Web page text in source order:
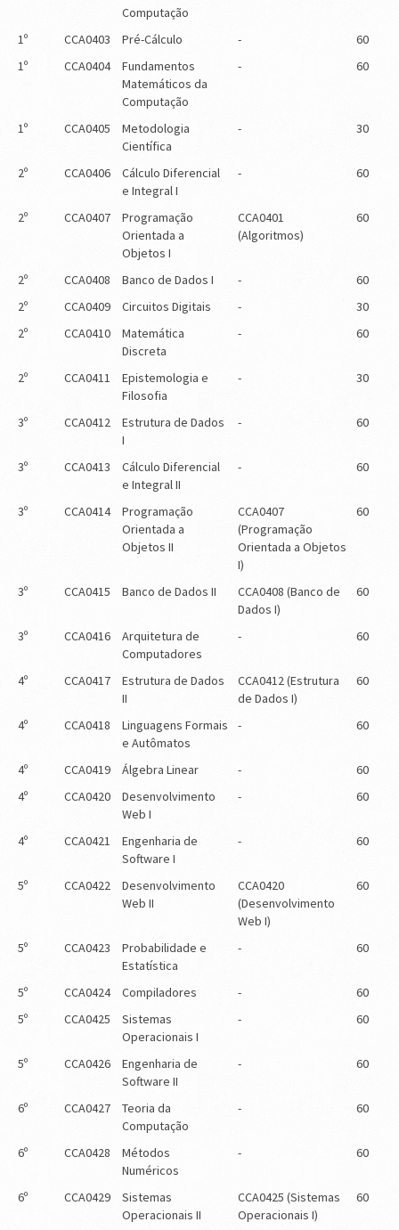
Computação
1º CCA0403 Pré-Cálculo -
60
1º
CCA0404
Fundamentos
Matemáticos da
Computação
- 60
1º CCA0405
Metodologia
Científica
- 30
2º CCA0406
Cálculo Diferencial
e Integral I
- 60
2º CCA0407
Programação
Orientada a
Objetos I
CCA0401
(Algoritmos)
60
2º CCA0408 Banco de Dados I -
60
2º
CCA0409 Circuitos Digitais -
30
2º
CCA0410
Matemática
Discreta
- 60
2º CCA0411
Epistemologia e
Filosofia
- 30
3º CCA0412
Estrutura de Dados
I
- 60
3º CCA0413
Cálculo Diferencial
e Integral II
- 60
3º CCA0414
Programação
Orientada a
Objetos II
CCA0407
(Programação
Orientada a Objetos
I)
60
3º CCA0415 Banco de Dados II
CCA0408 (Banco de
Dados I)
60
3º CCA0416
Arquitetura de
Computadores
- 60
4º CCA0417
Estrutura de Dados
II
CCA0412 (Estrutura
de Dados I)
60
4º CCA0418
Linguagens Formais
e Autômatos
- 60
4º CCA0419 Álgebra Linear -
60
4º
CCA0420
Desenvolvimento
Web I
- 60
4º CCA0421
Engenharia de
Software I
- 60
5º CCA0422
Desenvolvimento
Web II
CCA0420
(Desenvolvimento
Web I)
60
5º CCA0423
Probabilidade e
Estatística
- 60
5º CCA0424 Compiladores -
60
5º
CCA0425
Sistemas
Operacionais I
- 60
5º CCA0426
Engenharia de
Software II
- 60
6º CCA0427
Teoria da
Computação
- 60
6º CCA0428
Métodos
Numéricos
- 60
6º CCA0429
Sistemas
Operacionais II
CCA0425 (Sistemas
Operacionais I)
60